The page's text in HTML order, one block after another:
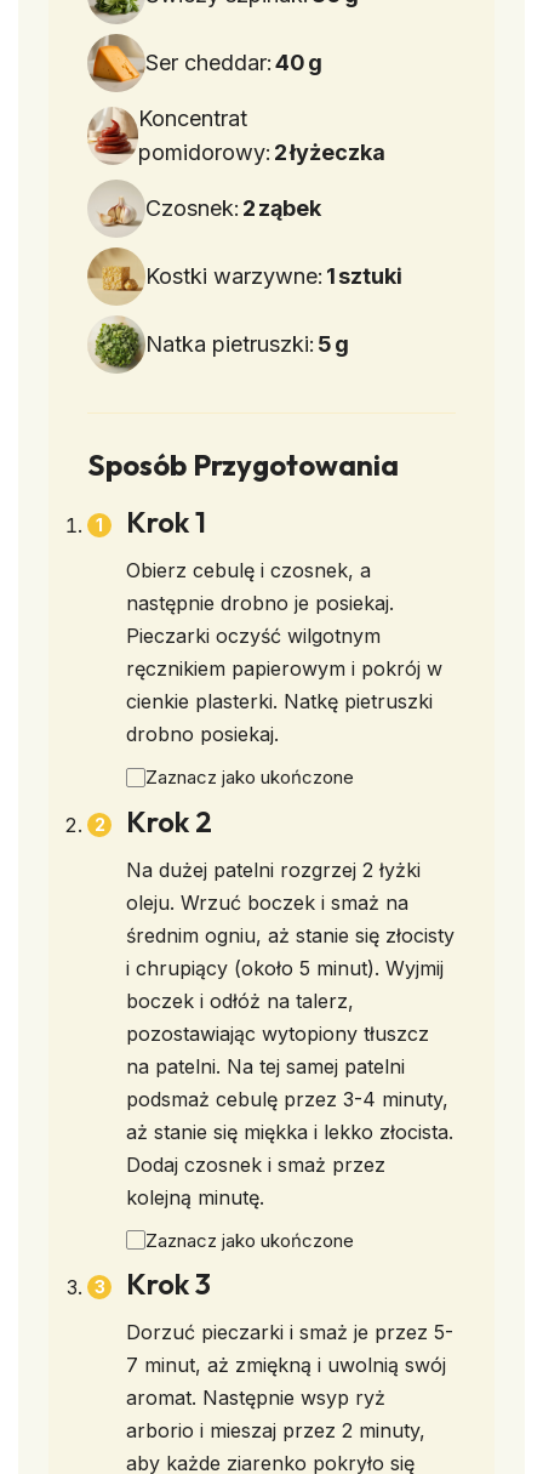
Ser cheddar:40g
Koncentrat
pomidorowy: 2łyżeczka
Czosnek: 2ząbek
Kostki warzywne: 1sztuki
Natka pietruszki: 5g
Sposób Przygotowania
Krok 1
Obierz cebulę i czosnek, a
następnie drobno je posiekaj.
Pieczarki oczyść wilgotnym
ręcznikiem papierowym i pokrój w
cienkie plasterki. Natkę pietruszki
drobno posiekaj.
Zaznacz jako ukończone
Krok 2
Na dużej patelni rozgrzej 2 łyżki
oleju. Wrzuć boczek i smaż na
średnim ogniu, aż stanie się złocisty
i chrupiący (około 5 minut). Wyjmij
boczek i odłóż na talerz,
pozostawiając wytopiony tłuszcz
na patelni. Na tej samej patelni
podsmaż cebulę przez 3-4 minuty,
aż stanie się miękka i lekko złocista.
Dodaj czosnek i smaż przez
kolejną minutę.
Zaznacz jako ukończone
Krok 3
Dorzuć pieczarki i smaż je przez 5-
7 minut, aż zmiękną i uwolnią swój
aromat. Następnie wsyp ryż
arborio i mieszaj przez 2 minuty,
aby każde ziarenko pokryło się